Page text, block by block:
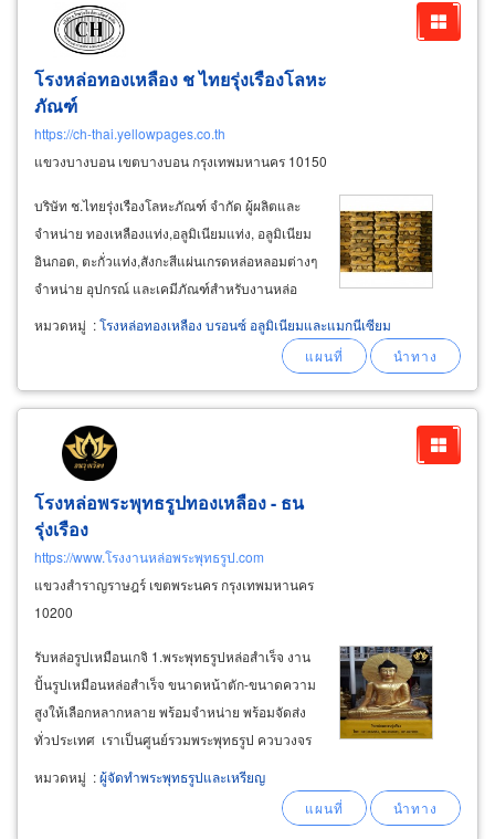
โรงหล่อทองเหลือง ช ไทยรุ่งเรืองโลหะ
ภัณฑ์
https://ch-thai.yellowpages.co.th
แขวงบางบอน เขตบางบอน กรุงเทพมหานคร 10150
บริษัท ช.ไทยรุ่งเรืองโลหะภัณฑ์ จำกัด ผู้ผลิตและ
จำหน่าย ทองเหลืองแท่ง,อลูมิเนียมแท่ง, อลูมิเนียม
อินกอต, ตะกั่วแท่ง,สังกะสีแผ่นเกรดหล่อหลอมต่างๆ
จำหน่าย อุปกรณ์ และเคมีภัณฑ์สำหรับงานหล่อ
โลหะ ทองเหลือง บลาสอินกอต (
brass ingot) ตรา
ch เนื้อเขียวและเหนียวแน่นเต็มก้อน สำหรับงาน
หมวดหมู่ :โรงหล่อทองเหลือง บรอนซ์ อลูมิเนียมและแมกนีเซียม
โรงหล่อพระพุทธรูปทองเหลือง - ธน
รุ่งเรือง
https://www.โรงงานหล่อพระพุทธรูป.com
แขวงสำราญราษฎร์ เขตพระนคร กรุงเทพมหานคร
10200
รับหล่อรูปเหมือนเกจิ 1.พระพุทธรูปหล่อสำเร็จ งาน
ปั้นรูปเหมือนหล่อสำเร็จ ขนาดหน้าตัก-ขนาดความ
สูงให้เลือกหลากหลาย พร้อมจำหน่าย พร้อมจัดส่ง
ทั่วประเทศ เราเป็นศูนย์รวมพระพุทธรูป ควบวงจร
ที่สุด โรงหล่อพระพุทธรูปทองเหลือง - ธนรุ่งเรือง มือ
อาชีพและเชี่ยวชาญ จำหน่ายพระพุทธรูปราคาไม่
หมวดหมู่ :ผู้จัดทำพระพุทธรูปและเหรียญ